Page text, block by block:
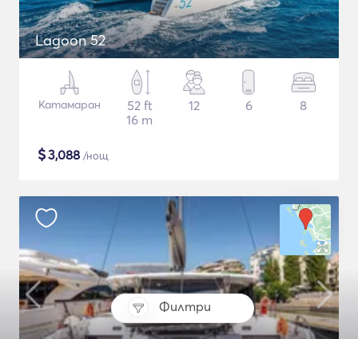
Филтри
Lagoon 52
Катамаран
52 ft
16 m
12 6 8
$3,088 /нощ